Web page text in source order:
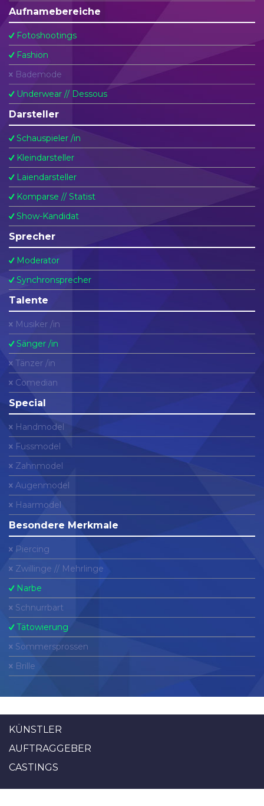
Aufnamebereiche
Fotoshootings
Fashion
Bademode
Underwear // Dessous
Darsteller
Schauspieler /in
Kleindarsteller
Laiendarsteller
Komparse // Statist
Show-Kandidat
Sprecher
Moderator
Synchronsprecher
Talente
Musiker /in
Sänger /in
Tänzer /in
Comedian
Special
Handmodel
Fussmodel
Zahnmodel
Augenmodel
Haarmodel
Besondere Merkmale
Piercing
Zwillinge // Mehrlinge
Narbe
Schnurrbart
Tätowierung
Sommersprossen
Brille
KÜNSTLER
AUFTRAGGEBER
CASTINGS